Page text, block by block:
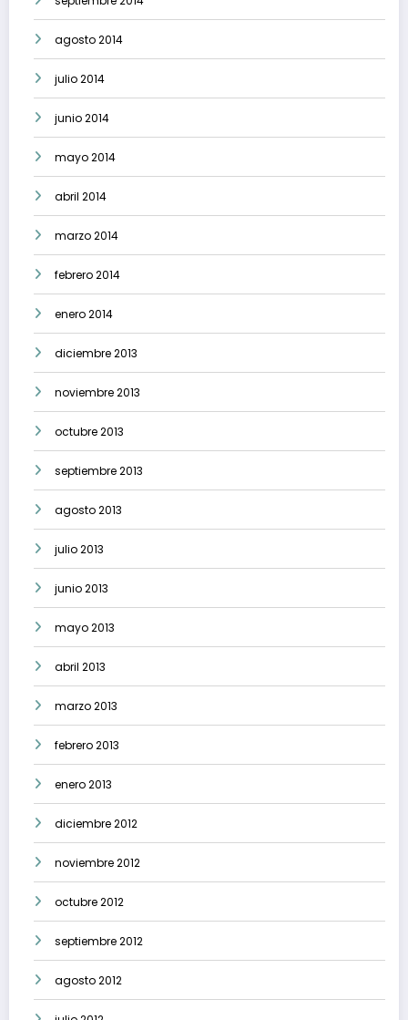
agosto 2014
julio 2014
junio 2014
mayo 2014
abril 2014
marzo 2014
febrero 2014
enero 2014
diciembre 2013
noviembre 2013
octubre 2013
septiembre 2013
agosto 2013
julio 2013
junio 2013
mayo 2013
abril 2013
marzo 2013
febrero 2013
enero 2013
diciembre 2012
noviembre 2012
octubre 2012
septiembre 2012
agosto 2012